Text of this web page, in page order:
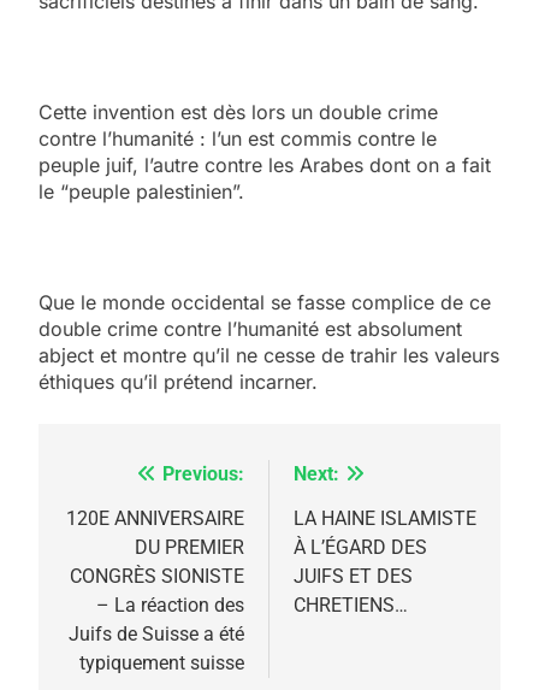
Cette invention est dès lors un double crime
contre l’humanité : l’un est commis contre le
peuple juif, l’autre contre les Arabes dont on a fait
le “peuple palestinien”.
Que le monde occidental se fasse complice de ce
double crime contre l’humanité est absolument
abject et montre qu’il ne cesse de trahir les valeurs
éthiques qu’il prétend incarner.
Navigation
de
l’article
Previous:
120E ANNIVERSAIRE
DU PREMIER
CONGRÈS SIONISTE
– La réaction des
Juifs de Suisse a été
typiquement suisse
Next:
LA HAINE ISLAMISTE
À L’ÉGARD DES
JUIFS ET DES
CHRETIENS…
5
2025, l’année la plus
meurtrière selon le
rapport d’ADL contre
FRANCE